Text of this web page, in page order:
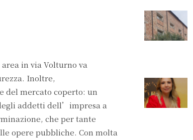
in via Volturno va
Inoltre,
del mercato coperto: un
addetti dell’impresa a
che per tante
opere pubbliche. Con molta